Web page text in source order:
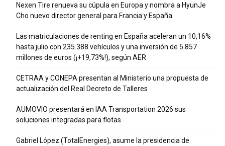
Nexen Tire renueva su cúpula en Europa y nombra a HyunJe
Cho nuevo director general para Francia y España
Las matriculaciones de renting en España aceleran un 10,16%
hasta julio con 235.388 vehículos y una inversión de 5.857
millones de euros (¡+19,73%!), según AER
CETRAA y CONEPA presentan al Ministerio una propuesta de
actualización del Real Decreto de Talleres
AUMOVIO presentará en IAA Transportation 2026 sus
soluciones integradas para flotas
Gabriel López (TotalEnergies), asume la presidencia de